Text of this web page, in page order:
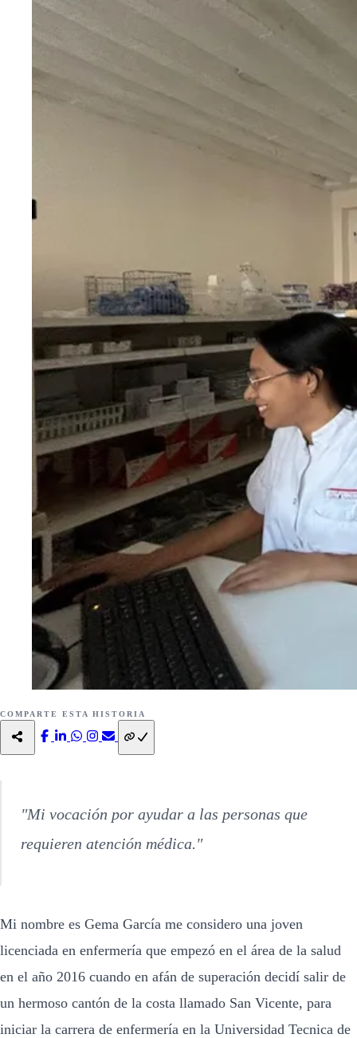
COMPARTE ESTA HISTORIA
"Mi vocación por ayudar a las personas que
requieren atención médica."
Mi nombre es Gema García me considero una joven
licenciada en enfermería que empezó en el área de la salud
en el año 2016 cuando en afán de superación decidí salir de
un hermoso cantón de la costa llamado San Vicente, para
iniciar la carrera de enfermería en la Universidad Tecnica de